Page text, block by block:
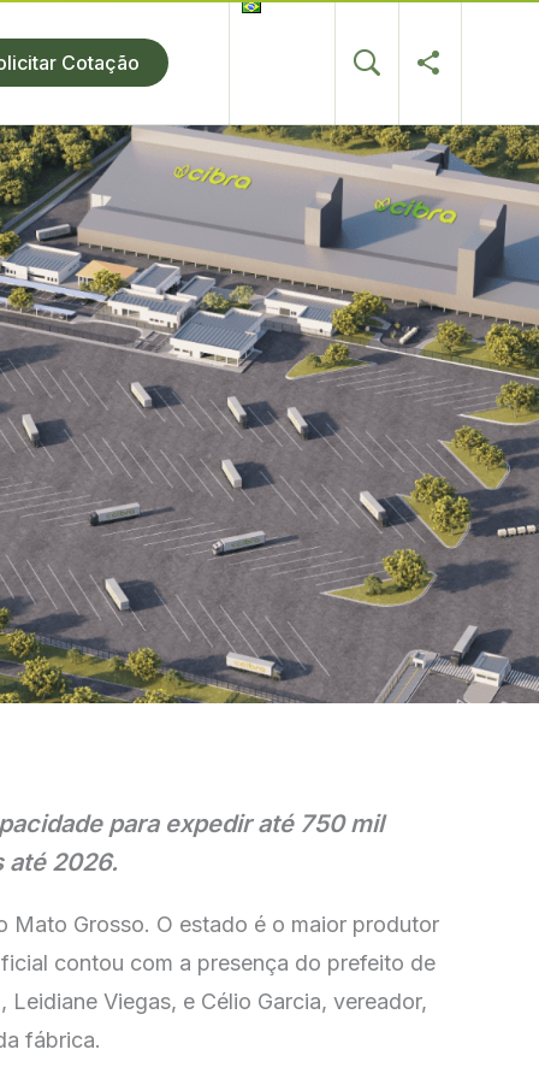
Cotação
para expedir até 750 mil
até 2026.
Mato Grosso. O estado é o maior produtor
contou com a presença do prefeito de
Viegas, e Célio Garcia, vereador,
fábrica.